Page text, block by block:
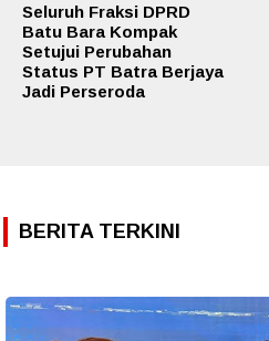
Seluruh Fraksi DPRD
Batu Bara Kompak
Setujui Perubahan
Status PT Batra Berjaya
Jadi Perseroda
BERITA TERKINI